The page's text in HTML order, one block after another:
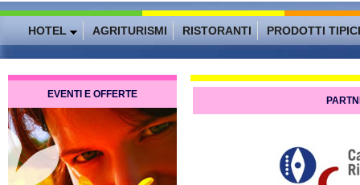
HOTEL AGRITURISMI RISTORANTI PRODOTTI TIPICI
EVENTI E OFFERTE